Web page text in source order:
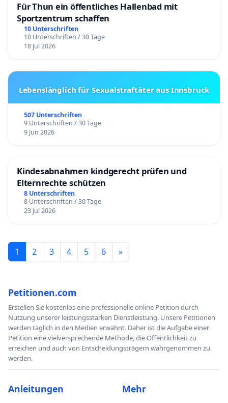
Für Thun ein öffentliches Hallenbad mit
Sportzentrum schaffen
10 Unterschriften
10 Unterschriften / 30 Tage
18 Jul 2026
Lebenslänglich für Sexualstraftäter aus Innsbruck
507 Unterschriften
9 Unterschriften / 30 Tage
9 Jun 2026
Kindesabnahmen kindgerecht prüfen und
Elternrechte schützen
8 Unterschriften
8 Unterschriften / 30 Tage
23 Jul 2026
1 2 3 4 5 6 »
Petitionen.com
Erstellen Sie kostenlos eine professionelle online Petition durch
Nutzung unserer leistungsstarken Dienstleistung. Unsere Petitionen
werden täglich in den Medien erwähnt. Daher ist die Aufgabe einer
Petition eine vielversprechende Methode, die Öffentlichkeit zu
erreichen und auch von Entscheidungsträgern wahrgenommen zu
werden.
Anleitungen Mehr